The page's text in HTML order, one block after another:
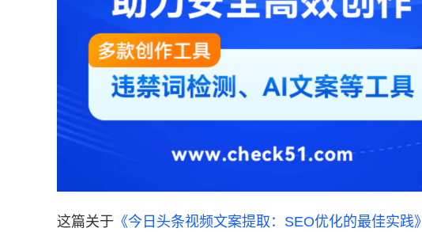
这篇关于 《今日头条视频文案提取：SEO优化的最佳实践》